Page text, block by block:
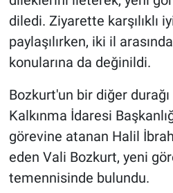
diledi. Ziyarette karşılıklı
paylaşılırken, iki il
konularına da değinildi.
Bozkurt'un bir diğer
Kalkınma İdaresi
görevine atanan Halil
eden Vali Bozkurt, yeni
temennisinde bulundu.